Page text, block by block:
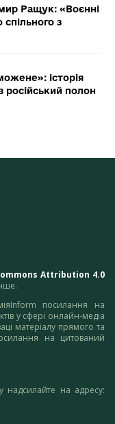
Ращук: «Воєнні
з
історія
російський полон
Attribution 4.0
посилання на
у сфері онлайн-медіа
матеріалу прямого та
на цитований
надсилайте на адресу: